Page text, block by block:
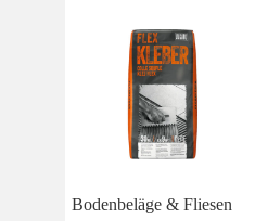
Bodenbeläge & Fliesen